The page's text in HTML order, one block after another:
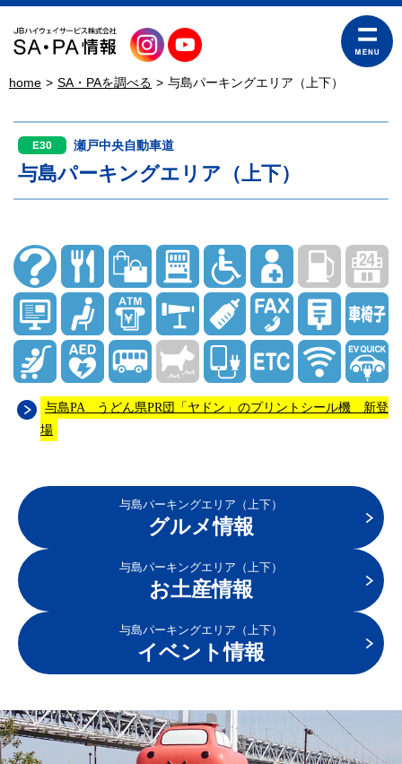
home SA・PAを調べる 与島パーキングエリア（上下）
E30 瀬戸中央自動車道
与島パーキングエリア（上下）
与島PA うどん県PR団「ヤドン」のプリントシール機 新登
場
与島パーキングエリア（上下）
グルメ情報
与島パーキングエリア（上下）
お土産情報
与島パーキングエリア（上下）
イベント情報